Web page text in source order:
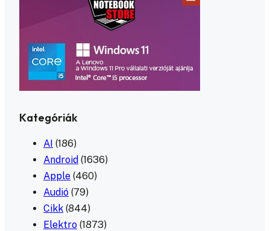
Kategóriák
AI (186)
Android (1636)
Apple (460)
Audió (79)
Cikk (844)
Elektro (1873)